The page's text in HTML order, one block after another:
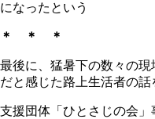
になったという
＊ ＊ ＊
最後に、猛暑下の数々の
だと感じた路上生活者の話
支援団体「ひとさじの会